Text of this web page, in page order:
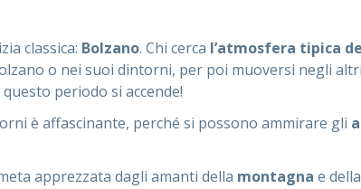
classica: Bolzano. Chi cerca l’atmosfera tipica
o nei suoi dintorni, per poi muoversi negli altri
periodo si accende!
è affascinante, perché si possono ammirare gli
apprezzata dagli amanti della montagna e